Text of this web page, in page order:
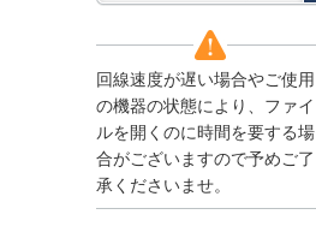
なお、情報は１月５日
(月)より登録されます。
2025/08/04
●夏季休業に伴う情報更
新停止のお知らせ●
建設資料館をご利用いた
だき、誠に有難うござい
回線速度が遅い場合やご使用
の機器の状態により、ファイ
ルを開くのに時間を要する場
合がございますので予めご了
承くださいませ。